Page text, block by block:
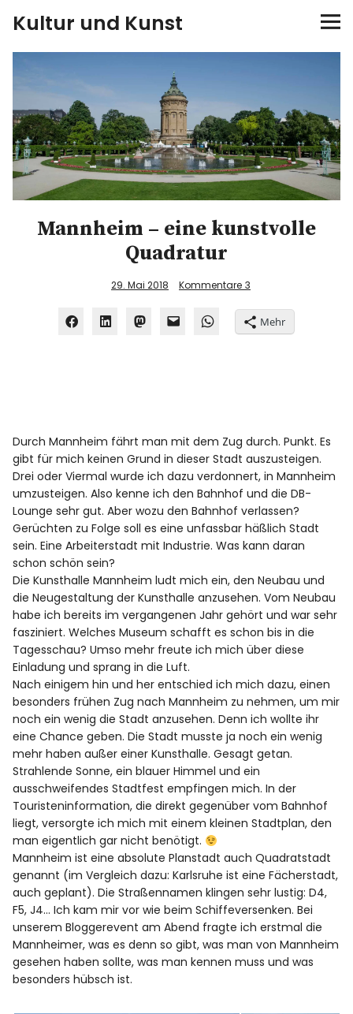
Kultur und Kunst
kultur & kunst
Ausstellungen
Spiele
Konzerte
Museen bei…
Bloggerreisen
Über mich
Mannheim – eine kunstvolle
Quadratur
29. Mai 2018 Kommentare 3
Mehr
Durch Mannheim fährt man mit dem Zug durch. Punkt. Es
gibt für mich keinen Grund in dieser Stadt auszusteigen.
Drei oder Viermal wurde ich dazu verdonnert, in Mannheim
umzusteigen. Also kenne ich den Bahnhof und die DB-
Lounge sehr gut. Aber wozu den Bahnhof verlassen?
Gerüchten zu Folge soll es eine unfassbar häßlich Stadt
sein. Eine Arbeiterstadt mit Industrie. Was kann daran
schon schön sein?
Die Kunsthalle Mannheim ludt mich ein, den Neubau und
die Neugestaltung der Kunsthalle anzusehen. Vom Neubau
habe ich bereits im vergangenen Jahr gehört und war sehr
fasziniert. Welches Museum schafft es schon bis in die
Tagesschau? Umso mehr freute ich mich über diese
Einladung und sprang in die Luft.
Nach einigem hin und her entschied ich mich dazu, einen
besonders frühen Zug nach Mannheim zu nehmen, um mir
noch ein wenig die Stadt anzusehen. Denn ich wollte ihr
eine Chance geben. Die Stadt musste ja noch ein wenig
mehr haben außer einer Kunsthalle. Gesagt getan.
Strahlende Sonne, ein blauer Himmel und ein
ausschweifendes Stadtfest empfingen mich. In der
Touristeninformation, die direkt gegenüber vom Bahnhof
liegt, versorgte ich mich mit einem kleinen Stadtplan, den
man eigentlich gar nicht benötigt.
Mannheim ist eine absolute Planstadt auch Quadratstadt
genannt (im Vergleich dazu: Karlsruhe ist eine Fächerstadt,
auch geplant). Die Straßennamen klingen sehr lustig: D4,
F5, J4… Ich kam mir vor wie beim Schiffeversenken. Bei
unserem Bloggerevent am Abend fragte ich erstmal die
Mannheimer, was es denn so gibt, was man von Mannheim
gesehen haben sollte, was man kennen muss und was
besonders hübsch ist.